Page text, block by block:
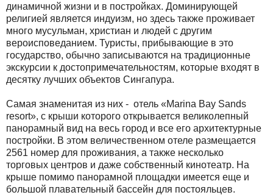
динамичной жизни и в постройках. Доминирующей
религией является индуизм, но здесь также проживает
много мусульман, христиан и людей с другим
вероисповеданием. Туристы, прибывающие в это
государство, обычно записываются на традиционные
экскурсии к достопримечательностям, которые входят в
десятку лучших объектов Сингапура.
Самая знаменитая из них - отель «Marina Bay Sands
resort», с крыши которого открывается великолепный
панорамный вид на весь город и все его архитектурные
постройки. В этом величественном отеле размещается
2561 номер для проживания, а также несколько
торговых центров и даже собственный кинотеатр. На
крыше помимо панорамной площадки имеется еще и
большой плавательный бассейн для постояльцев.